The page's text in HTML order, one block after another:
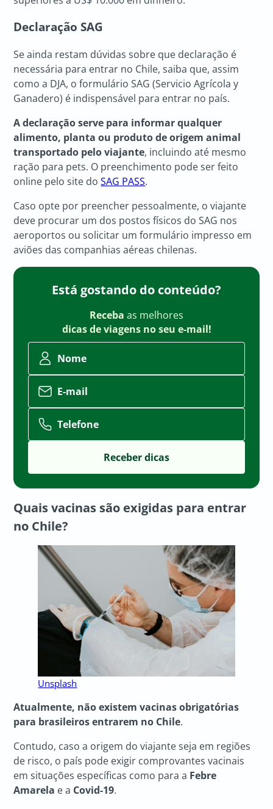
Declaração SAG
Se ainda restam dúvidas sobre que declaração é
necessária para entrar no Chile, saiba que, assim
como a DJA, o formulário SAG (Servicio Agrícola y
Ganadero) é indispensável para entrar no país.
A declaração serve para informar qualquer
alimento, planta ou produto de origem animal
transportado pelo viajante, incluindo até mesmo
ração para pets. O preenchimento pode ser feito
online pelo site doSAG PASS.
Caso opte por preencher pessoalmente, o viajante
deve procurar um dos postos físicos do SAG nos
aeroportos ou solicitar um formulário impresso em
aviões das companhias aéreas chilenas.
Está gostando do conteúdo?
Receba as melhores
dicas de viagens no seu e-mail!
Nome
E-mail
Telefone
Quais vacinas são exigidas para entrar
no Chile?
Unsplash
Atualmente, não existem vacinas obrigatórias
para brasileiros entrarem no Chile.
Contudo, caso a origem do viajante seja em regiões
de risco, o país pode exigir comprovantes vacinais
em situações específicas como para a Febre
Amarela e a Covid-19.